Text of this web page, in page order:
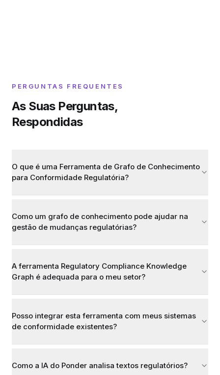
PERGUNTAS FREQUENTES
As Suas Perguntas,
Respondidas
O que é uma Ferramenta de Grafo de Conhecimento
para Conformidade Regulatória?
Como um grafo de conhecimento pode ajudar na
gestão de mudanças regulatórias?
A ferramenta Regulatory Compliance Knowledge
Graph é adequada para o meu setor?
Posso integrar esta ferramenta com meus sistemas
de conformidade existentes?
Como a IA do Ponder analisa textos regulatórios?